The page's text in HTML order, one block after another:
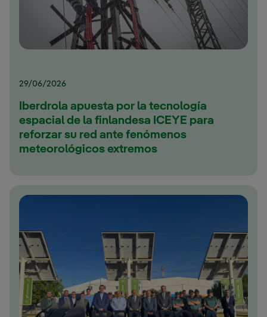
29/06/2026
Iberdrola apuesta por la tecnología
espacial de la finlandesa ICEYE para
reforzar su red ante fenómenos
meteorológicos extremos